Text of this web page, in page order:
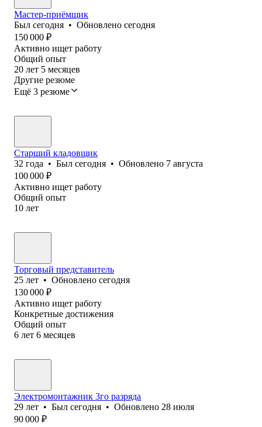
Мастер-приёмщик
Был сегодня • Обновлено сегодня
150 000 ₽
Активно ищет работу
Общий опыт
20 лет 5 месяцев
Другие резюме
Ещё 3 резюме
Старший кладовщик
32 года • Был сегодня • Обновлено 7 августа
100 000 ₽
Активно ищет работу
Общий опыт
10 лет
Торговый представитель
25 лет • Обновлено сегодня
130 000 ₽
Активно ищет работу
Конкретные достижения
Общий опыт
6 лет 6 месяцев
Электромонтажник 3го разряда
29 лет • Был сегодня • Обновлено 28 июля
90 000 ₽